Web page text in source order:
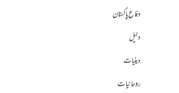
دفاع پاکستان
دلیل
دینیات
روحانیات